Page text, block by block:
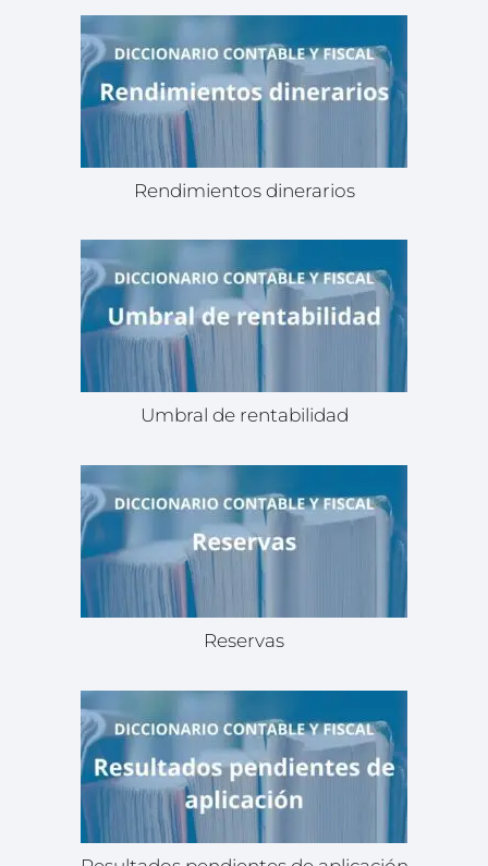
Rendimientos dinerarios
Umbral de rentabilidad
Reservas